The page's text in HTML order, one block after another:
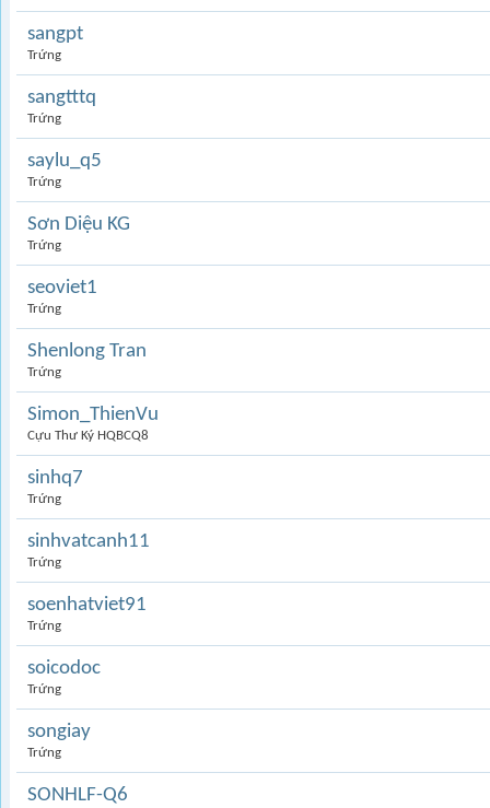
sangpt
Trứng
sangtttq
Trứng
saylu_q5
Trứng
Sơn Diệu KG
Trứng
seoviet1
Trứng
Shenlong Tran
Trứng
Simon_ThienVu
Cựu Thư Ký HQBCQ8
sinhq7
Trứng
sinhvatcanh11
Trứng
soenhatviet91
Trứng
soicodoc
Trứng
songiay
Trứng
SONHLF-Q6